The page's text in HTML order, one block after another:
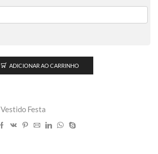
ADICIONAR AO CARRINHO
Vestido Festa